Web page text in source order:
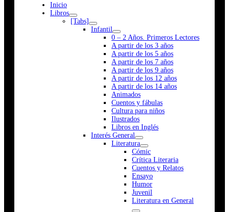
Inicio
Libros
[Tabs]
Infantil
0 – 2 Años. Primeros Lectores
A partir de los 3 años
A partir de los 5 años
A partir de los 7 años
A partir de los 9 años
A partir de los 12 años
A partir de los 14 años
Animados
Cuentos y fábulas
Cultura para niños
Ilustrados
Libros en Inglés
Interés General
Literatura
Cómic
Crítica Literaria
Cuentos y Relatos
Ensayo
Humor
Juvenil
Literatura en General